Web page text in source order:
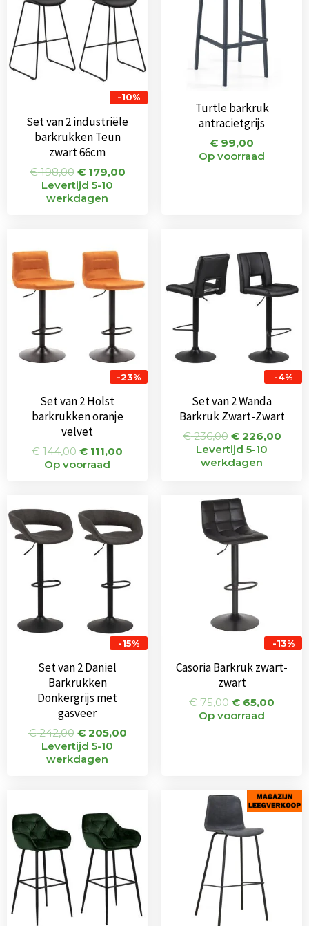
-10%
Set van 2 industriële
barkrukken Teun
zwart 66cm
€198,00 €179,00
Levertijd 5-10
werkdagen
Turtle barkruk
antracietgrijs
€ 99,00
Op voorraad
-23%
Set van 2 Holst
barkrukken oranje
velvet
€144,00
prijs
was:
€ 144,00.
€ 111,00
Op voorraad
-4%
Set van 2 Wanda
Barkruk Zwart-Zwart
€236,00
was:
€ 236,00.
€226,00
Levertijd 5-10
werkdagen
-15%
Set van 2 Daniel
Barkrukken
Donkergrijs met
gasveer
€242,00
prijs
was:
€ 242,00.
€205,00
prijs
is:
€ 205,00.
Levertijd 5-10
werkdagen
-13%
Casoria Barkruk zwart-
zwart
€75,00
prijs
was:
€ 75,00.
€ 65,00
Op voorraad
was:
€ 338,00. € 319,00.
prijs
was:
€ 115,00.
prijs